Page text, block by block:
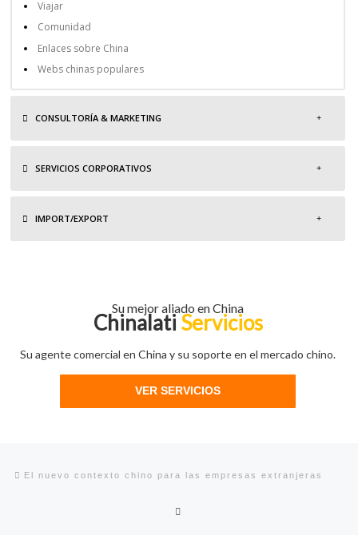
Viajar
Comunidad
Enlaces sobre China
Webs chinas populares
CONSULTORÍA & MARKETING
SERVICIOS CORPORATIVOS
IMPORT/EXPORT
Su mejor aliado en China
Chinalati Servicios
Su agente comercial en China y su soporte en el mercado chino.
VER SERVICIOS
El nuevo contexto chino para las empresas extranjeras